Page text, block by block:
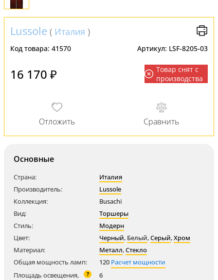
Lussole ( Италия )
Код товара: 41570 Артикул: LSF-8205-03
16 170 ₽
Товар снят с
производства
Основные
Страна:
Италия
Производитель:
Lussole
Коллекция:
Busachi
Вид:
Торшеры
Стиль:
Модерн
Цвет:
Черный, Белый,Серый,Хром
Материал:
Металл,Стекло
Общая мощность ламп:
120 Расчет мощности
Площадь освещения,
? 6